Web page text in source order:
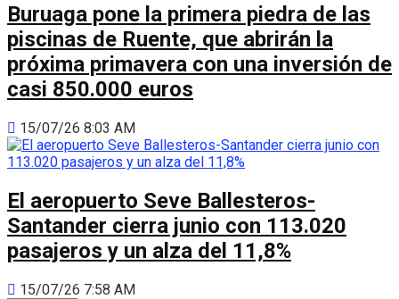
Buruaga pone la primera piedra de las
piscinas de Ruente, que abrirán la
próxima primavera con una inversión de
casi 850.000 euros
15/07/26 8:03 AM
El aeropuerto Seve Ballesteros-
Santander cierra junio con 113.020
pasajeros y un alza del 11,8%
15/07/26 7:58 AM